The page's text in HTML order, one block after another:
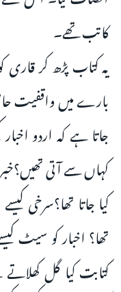
کاتب تھے۔
یہ کتاب پڑھ کر
بارے میں واقفیت
جاتا ہے کہ اردو
کہاں سے آتی
کیا جاتا تھا؟سرخی
تھا؟ اخبار کو سیٹ
کتابت کیا گل